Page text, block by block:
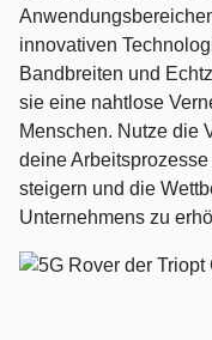
innovativen
Bandbreiten und
sie eine nahtlose
Menschen. Nutze die
deine
steigern und die
Unternehmens zu